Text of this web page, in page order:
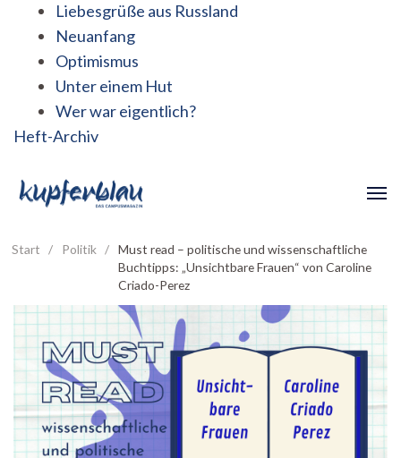
Liebesgrüße aus Russland
Neuanfang
Optimismus
Unter einem Hut
Wer war eigentlich?
Heft-Archiv
Start / Politik /
Must read – politische und wissenschaftliche
Buchtipps: „Unsichtbare Frauen“ von Caroline
Criado-Perez